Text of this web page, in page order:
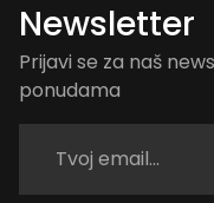
Newsletter
Prijavi se za naš
ponudama